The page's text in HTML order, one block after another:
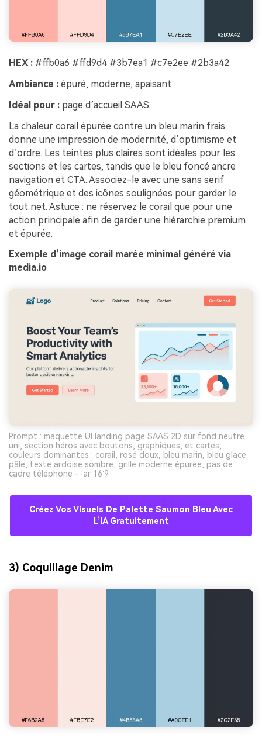
HEX : #ffb0a6 #ffd9d4 #3b7ea1 #c7e2ee #2b3a42
Ambiance : épuré, moderne, apaisant
Idéal pour : page d’accueil SAAS
La chaleur corail épurée contre un bleu marin frais
donne une impression de modernité, d’optimisme et
d’ordre. Les teintes plus claires sont idéales pour les
sections et les cartes, tandis que le bleu foncé ancre
navigation et CTA. Associez-le avec une sans serif
géométrique et des icônes soulignées pour garder le
tout net. Astuce : ne réservez le corail que pour une
action principale afin de garder une hiérarchie premium
et épurée.
Exemple d’image corail marée minimal généré via
media.io
Prompt : maquette UI landing page SAAS 2D sur fond neutre
uni, section héros avec boutons, graphiques, et cartes,
couleurs dominantes : corail, rosé doux, bleu marin, bleu glace
pâle, texte ardoise sombre, grille moderne épurée, pas de
cadre téléphone --ar 16:9
Créez Vos Visuels De Palette Saumon Bleu Avec
L’IA Gratuitement
3) Coquillage Denim